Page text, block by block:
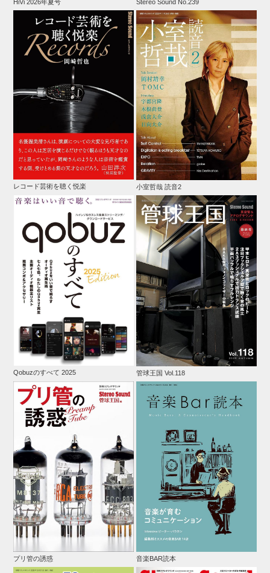
HiVi 2026年夏号 Stereo Sound No.239
レコード芸術を聴く悦楽 小室哲哉 読音2
Qobuzのすべて 2025 管球王国 Vol.118
プリ管の誘惑 音楽BAR読本